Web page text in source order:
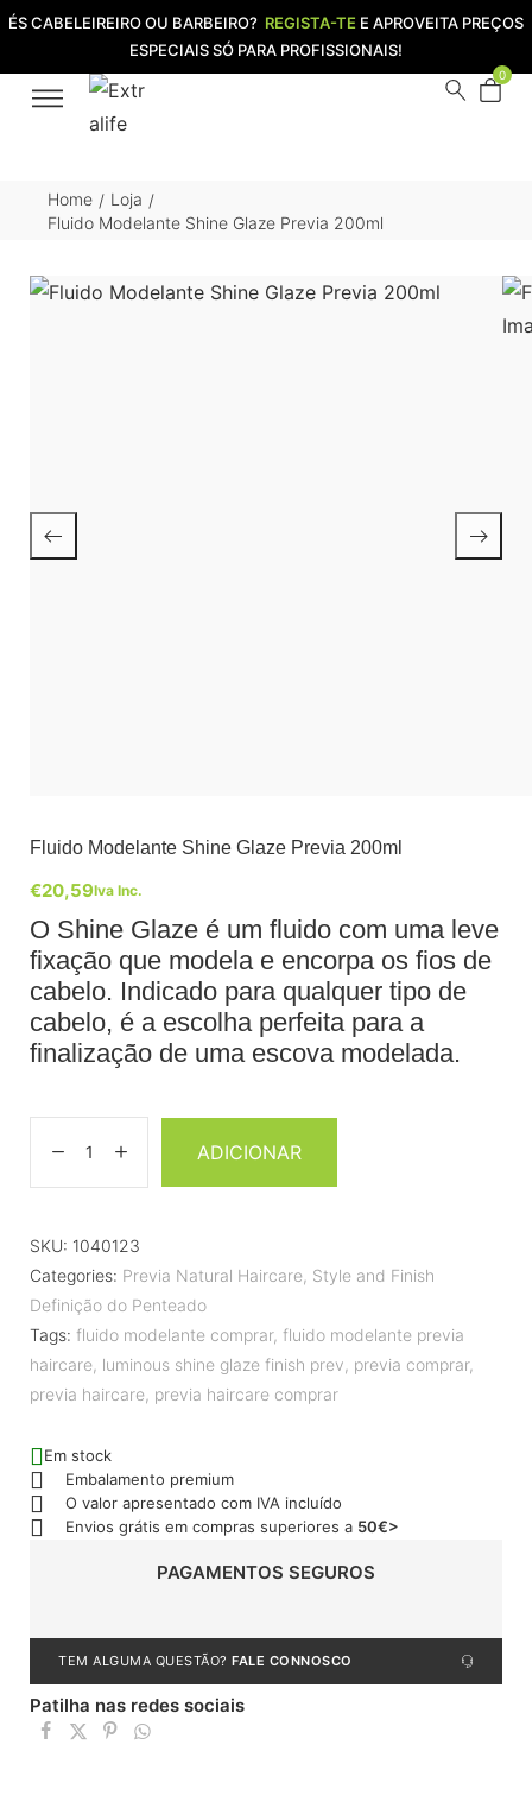
ÉS CABELEIREIRO OU BARBEIRO? REGISTA-TE E APROVEITA PREÇOS
ESPECIAIS SÓ PARA PROFISSIONAIS!
0
Home / Loja /
Fluido Modelante Shine Glaze Previa 200ml
Fluido Modelante Shine Glaze Previa 200ml
€20,59Iva Inc.
O Shine Glaze é um fluido com uma leve
fixação que modela e encorpa os fios de
cabelo. Indicado para qualquer tipo de
cabelo, é a escolha perfeita para a
finalização de uma escova modelada.
ADICIONAR
SKU: 1040123
Categories: Previa Natural Haircare, Style and Finish
Definição do Penteado
Tags: fluido modelante comprar, fluido modelante previa
haircare, luminous shine glaze finish prev, previa comprar,
previa haircare, previa haircare comprar
Em stock
Embalamento premium
O valor apresentado com IVA incluído
Envios grátis em compras superiores a 50€>
PAGAMENTOS SEGUROS
TEM ALGUMA QUESTÃO? FALE CONNOSCO
Patilha nas redes sociais